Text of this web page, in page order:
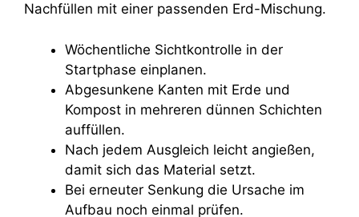
Nachfüllen mit einer passenden Erd-Mischung.
Wöchentliche Sichtkontrolle in der
Startphase einplanen.
Abgesunkene Kanten mit Erde und
Kompost in mehreren dünnen Schichten
auffüllen.
Nach jedem Ausgleich leicht angießen,
damit sich das Material setzt.
Bei erneuter Senkung die Ursache im
Aufbau noch einmal prüfen.